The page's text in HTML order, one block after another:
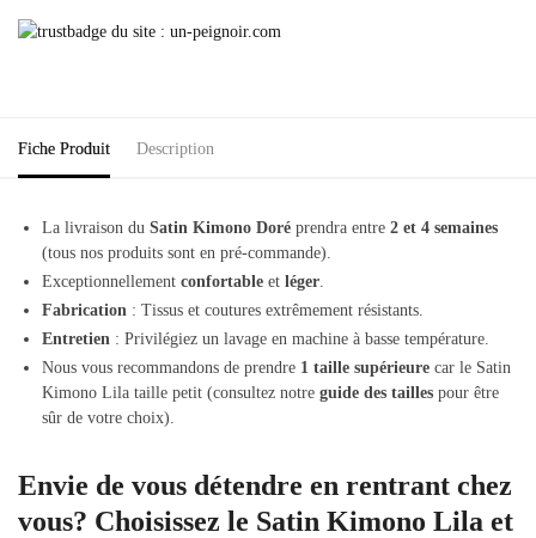
Fiche Produit Description
La livraison du Satin Kimono Doré prendra entre 2 et 4 semaines
(tous nos produits sont en pré-commande).
Exceptionnellement confortable et léger
Fabrication : Tissus et coutures extrêmement résistants.
Entretien : Privilégiez un lavage en machine à basse température.
Nous vous recommandons de prendre 1 taille supérieure car le Satin
Kimono Lila taille petit (consultez notre guide des tailles pour être
sûr de votre choix).
Envie de vous détendre en rentrant chez
vous? Choisissez le Satin Kimono Lila et